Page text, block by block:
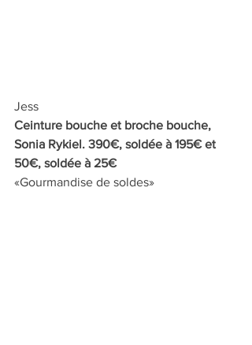
Jess
Ceinture bouche et broche bouche,
Sonia Rykiel. 390€, soldée à 195€ et
50€, soldée à 25€
«Gourmandise de soldes»